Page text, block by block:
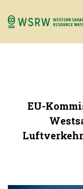
EU-